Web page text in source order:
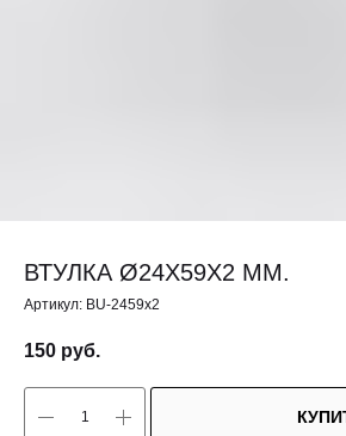
ВТУЛКА Ø24Х59Х2 ММ.
Артикул: BU-2459х2
150 руб.